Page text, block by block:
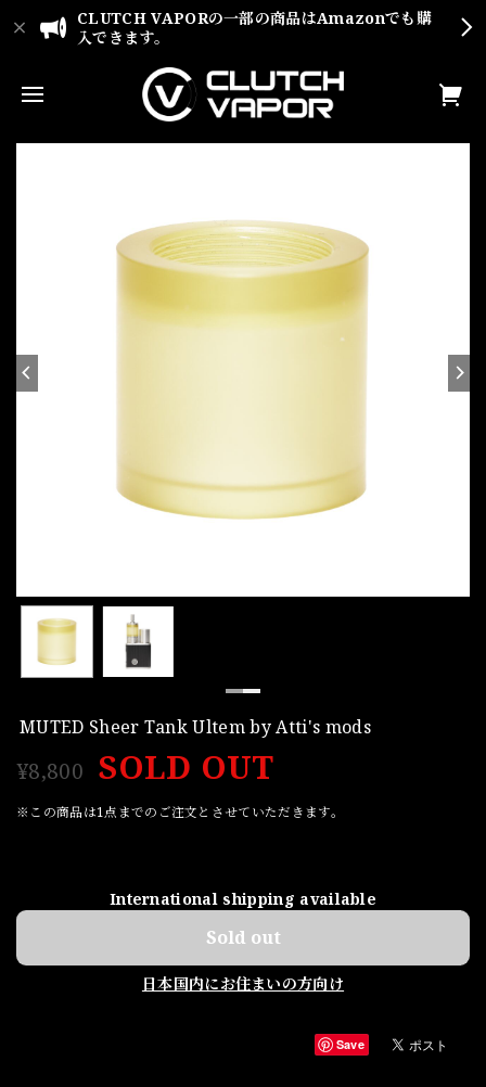
CLUTCH VAPORの一部の商品はAmazonでも購
入できます。
MUTED Sheer Tank Ultem by Atti's mods
¥8,800 SOLD OUT
※この商品は1点までのご注文とさせていただきます。
International shipping available
Sold out
日本国内にお住まいの方向け
Save